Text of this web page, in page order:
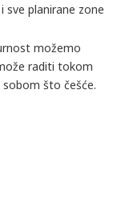
planirane zone
možemo
raditi tokom
što češće.